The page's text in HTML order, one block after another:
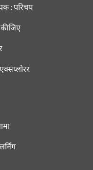
: परिचय